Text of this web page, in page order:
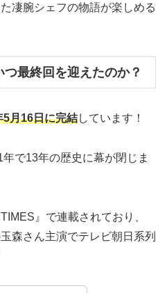
凄腕シェフの物語が楽しめる
つ最終回を迎えたのか？
5月16日に完結しています！
で13年の歴史に幕が閉じま
』で連載されており、
森さん主演でテレビ朝日系列